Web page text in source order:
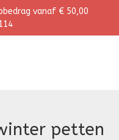
vanaf € 50,00
petten